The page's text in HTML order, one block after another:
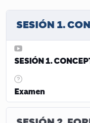
SESIÓN 1.
SESIÓN 1.
Examen